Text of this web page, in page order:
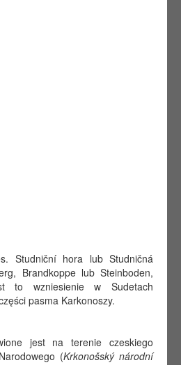
Studniční hora lub Studničná
Brandkoppe lub Steinboden,
to wzniesienie w Sudetach
pasma Karkonoszy.
jest na terenie czeskiego
(Krkonošský národní